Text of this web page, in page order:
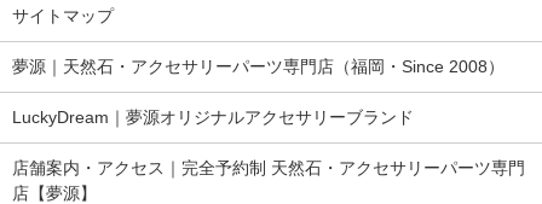
サイトマップ
夢源｜天然石・アクセサリーパーツ専門店（福岡・Since 2008）
LuckyDream｜夢源オリジナルアクセサリーブランド
店舗案内・アクセス｜完全予約制 天然石・アクセサリーパーツ専門
店【夢源】